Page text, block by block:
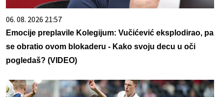
06. 08. 2026 21:57
Emocije preplavile Kolegijum: Vučićević eksplodirao, pa
se obratio ovom blokaderu - Kako svoju decu u oči
pogledaš? (VIDEO)